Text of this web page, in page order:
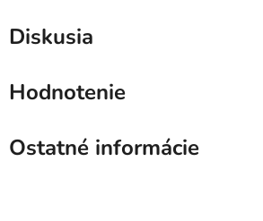
Diskusia
Hodnotenie
Ostatné informácie